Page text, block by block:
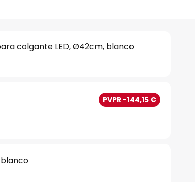
colgante LED, Ø42cm, blanco
PVPR -144,15 €
blanco